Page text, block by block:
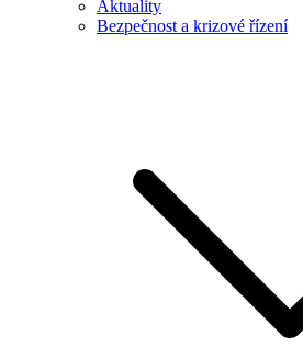
Aktuality
Bezpečnost a krizové řízení